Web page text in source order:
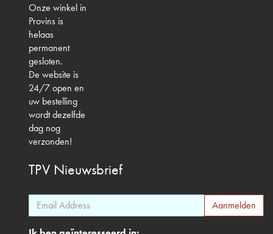
Onze winkel in
Provins is
helaas
permanent
gesloten.
De website is
24/7 open en
uw bestelling
wordt dezelfde
dag nog
verzonden!
TPV Nieuwsbrief